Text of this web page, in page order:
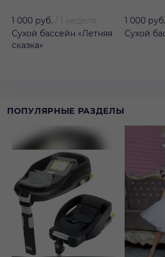
1 000 руб.
1 неделя
Сухой бассейн «Летняя
сказка»
1 000 руб.
Сухой
ПОПУЛЯРНЫЕ РАЗДЕЛЫ